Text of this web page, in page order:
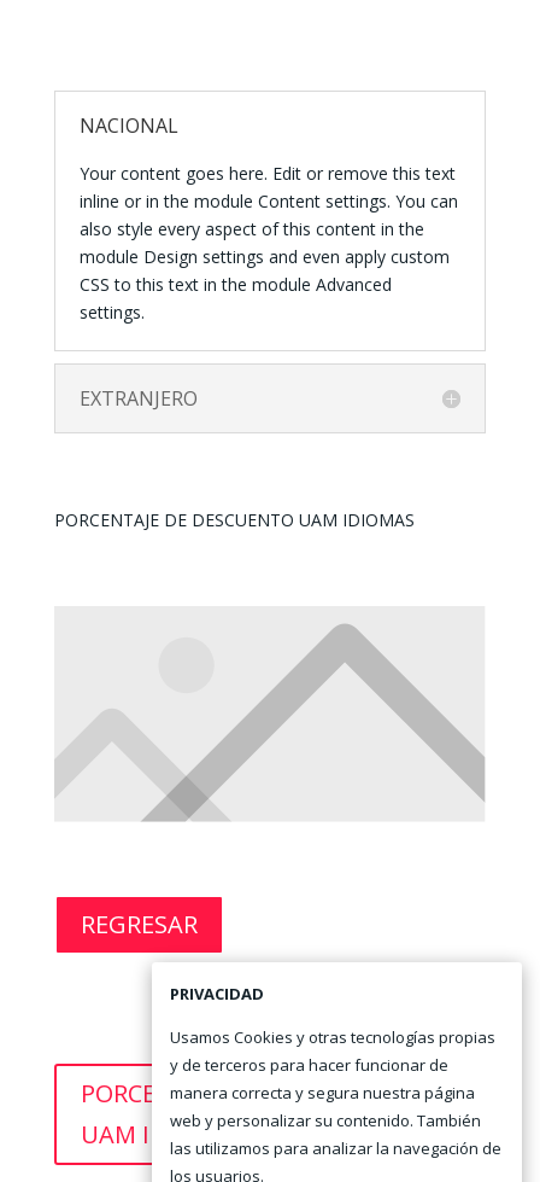
NACIONAL
Your content goes here. Edit or remove this text
inline or in the module Content settings. You can
also style every aspect of this content in the
module Design settings and even apply custom
CSS to this text in the module Advanced
settings.
EXTRANJERO
PORCENTAJE DE DESCUENTO UAM IDIOMAS
REGRESAR
PORCENTAJE DE DESCUENTO
UAM IDIOMAS
PRIVACIDAD
Usamos Cookies y otras tecnologías propias
y de terceros para hacer funcionar de
manera correcta y segura nuestra página
web y personalizar su contenido. También
las utilizamos para analizar la navegación de
los usuarios.